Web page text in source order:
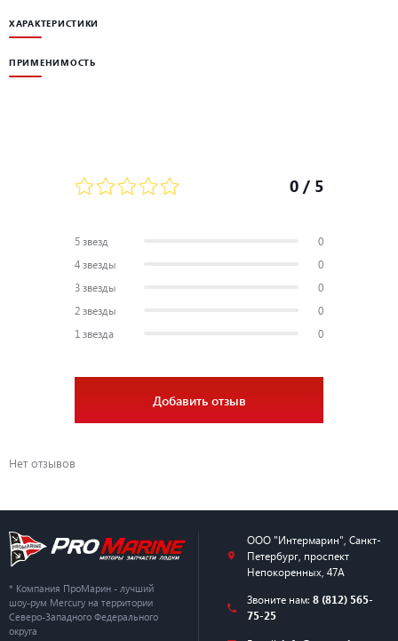
ХАРАКТЕРИСТИКИ
ПРИМЕНИМОСТЬ
0 / 5
5 звезд
0
4 звезды
0
3 звезды
0
2 звезды
0
1 звезда
0
Добавить отзыв
Нет отзывов
* Компания ПроМарин - лучший
шоу-рум Mercury на территории
Северо-Западного Федерального
округа
ООО "Интермарин" Санкт-
Петербург, проспект
Непокоренных, 47А
Звоните нам: 8 (812) 565-
75-25